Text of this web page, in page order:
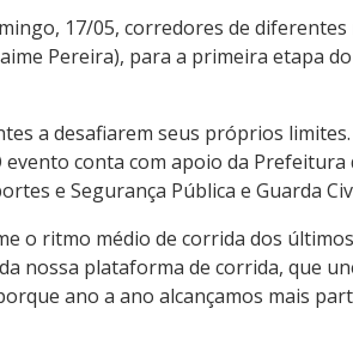
17/05, corredores de diferentes
Pereira), para a primeira etapa
a desafiarem seus próprios
evento conta com apoio da Prefeitura
e Segurança Pública e Guarda
o ritmo médio de corrida dos últimos
nossa plataforma de corrida, que
ano a ano alcançamos mais